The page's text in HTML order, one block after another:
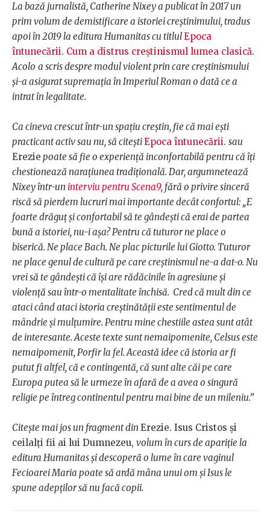
La bază jurnalistă, Catherine Nixey a publicat în 2017 un
prim volum de demistificare a istoriei creștinimului, tradus
apoi în 2019 la editura Humanitas cu titlulEpoca
întunecării. Cum a distrus creștinismul lumea clasică.
Acolo a scris despre modul violent prin care creștinismului
și-a asigurat supremația în Imperiul Roman o dată ce a
intrat în legalitate.
Ca cineva crescut într-un spațiu creștin, fie că mai ești
practicant activ sau nu, să citeștiEpoca întunecării. sau
Erezie poate să fie o experiență inconfortabilă pentru că îți
chestionează narațiunea tradițională. Dar, argumnetează
Nixey într-un interviu pentru Scena9, fără o privire sinceră
riscă să pierdem lucruri mai importante decât confortul: „E
foarte drăguț și confortabil să te gândești că erai de partea
bună a istoriei, nu-i așa? Pentru că tuturor ne place o
biserică. Ne place Bach. Ne plac picturile lui Giotto. Tuturor
ne place genul de cultură pe care creștinismul ne-a dat-o. Nu
vrei să te gândești că își are rădăcinile în agresiune și
violență sau într-o mentalitate închisă. Cred că mult din ce
ataci când ataci istoria creștinătății este sentimentul de
mândrie și mulțumire. Pentru mine chestiile astea sunt atât
de interesante. Aceste texte sunt nemaipomenite, Celsus este
nemaipomenit, Porfir la fel. Această idee că istoria ar fi
putut fi altfel, că e contingentă, că sunt alte căi pe care
Europa putea să le urmeze în afară de a avea o singură
religie pe întreg continentul pentru mai bine de un mileniu.”
Citește mai jos un fragment din Erezie. Isus Cristos și
ceilalți fii ai lui Dumnezeu, volum în curs de apariție la
editura Humanitas și descoperă o lume în care vaginul
Fecioarei Maria poate să ardă mâna unui om și Isus le
spune adepților să nu facă copii.